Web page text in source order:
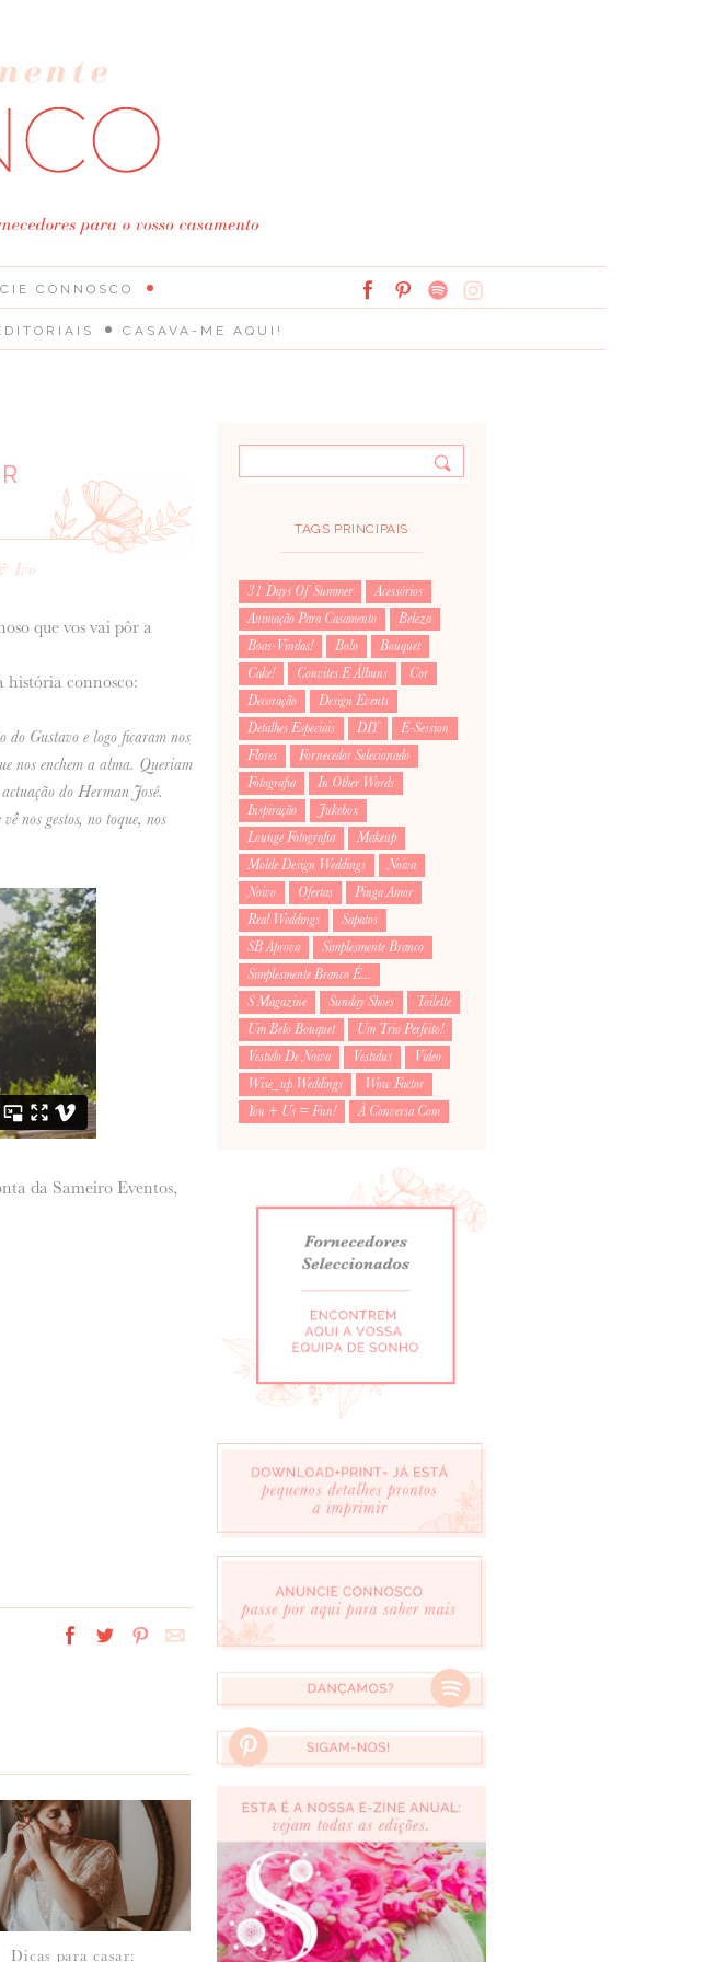
CASAVA-ME AQUI!
CONNOSCO
Ivo
que vos vai pôr a
história connosco:
do Gustavo e logo ficaram nos
nos enchem a alma. Queriam
do Herman José.
nos gestos, no toque, nos
da Sameiro Eventos,
Dicas para casar:
TAGS PRINCIPAIS
31 Days Of Summer
Acessórios
Animação Para Casamento
Beleza
Boas-Vindas!
Bolo
Bouquet
Cake!
Convites E Álbuns
Cor
Decoração
Design Events
Detalhes Especiais
DIY
E-Session
Flores
Fornecedor Selecionado
Fotografia
In Other Words
Inspiração
Jukebox
Lounge Fotografia
Makeup
Molde Design Weddings
Noiva
Noivo
Ofertas
Pinga Amor
Real Weddings
Sapatos
SB Aprova
Simplesmente Branco
Simplesmente Branco É...
S Magazine
Sunday Shoes
Toilette
Um Belo Bouquet
Um Trio Perfeito!
Vestido De Noiva
Vestidus
Video
Wise_up Weddings
Wow Factor
You + Us = Fun!
À Conversa Com